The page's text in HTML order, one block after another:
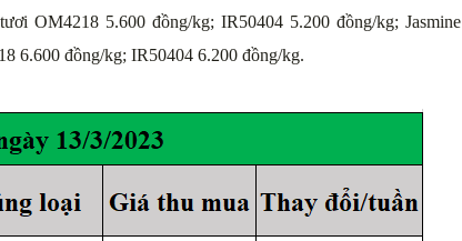
OM4218 5.600 đồng/kg; IR50404 5.200 đồng/kg; Jasmine
6.600 đồng/kg; IR50404 6.200 đồng/kg.